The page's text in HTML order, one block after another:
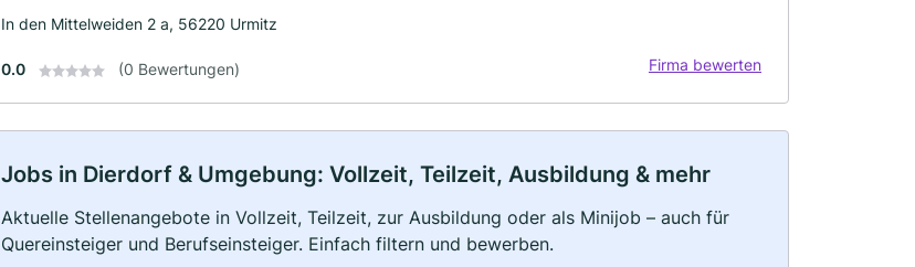
In den Mittelweiden 2 a, 56220 Urmitz
0.0 (0 Bewertungen) Firma bewerten
Jobs in Dierdorf & Umgebung: Vollzeit, Teilzeit, Ausbildung & mehr
Aktuelle Stellenangebote in Vollzeit, Teilzeit, zur Ausbildung oder als Minijob – auch für
Quereinsteiger und Berufseinsteiger. Einfach filtern und bewerben.